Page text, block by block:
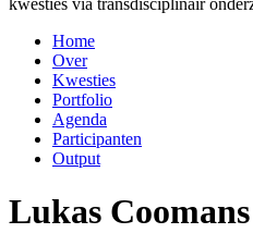
kwesties via transdisciplinair
Home
Over
Kwesties
Portfolio
Agenda
Participanten
Output
Lukas Coomans